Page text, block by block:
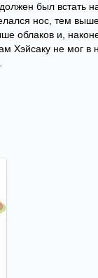
был встать
нос, тем
облаков и,
Хэйсаку не мог в